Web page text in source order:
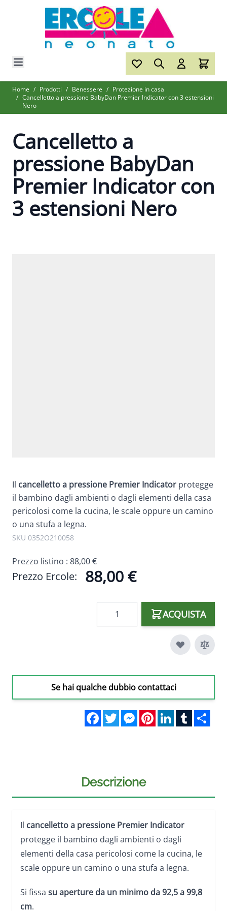
Salta al contenuto
Home / Prodotti / Benessere / Protezione in casa
/ Cancelletto a pressione BabyDan Premier Indicator con 3 estensioni
Nero
Cancelletto a
pressione BabyDan
Premier Indicator con
3 estensioni Nero
Il cancelletto a pressione Premier Indicator protegge
il bambino dagli ambienti o dagli elementi della casa
pericolosi come la cucina, le scale oppure un camino
o una stufa a legna.
SKU 0352O210058
Prezzo listino : 88,00 €
Prezzo Ercole: 88,00 €
ACQUISTA
Se hai qualche dubbio contattaci
FacebookTwitterMessengerPinterestLinkedInTumblr
Descrizione
Il cancelletto a pressione Premier Indicator
protegge il bambino dagli ambienti o dagli
elementi della casa pericolosi come la cucina, le
scale oppure un camino o una stufa a legna.
Si fissa su aperture da un minimo da 92,5 a 99,8
cm.